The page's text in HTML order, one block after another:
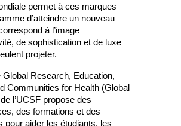
permet à ces marques
d’atteindre un nouveau
à l’image
de sophistication et de luxe
projeter.
Global Research, Education,
Communities for Health (Global
l’UCSF propose des
des formations et des
pour aider les étudiants, les